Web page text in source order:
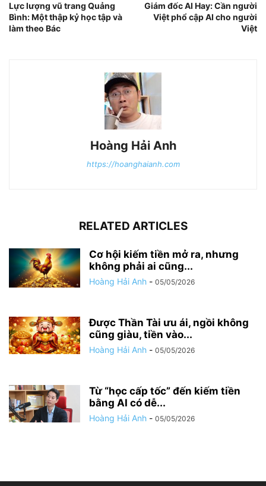
Lực lượng vũ trang Quảng
Bình: Một thập kỷ học tập và
làm theo Bác
Giám đốc AI Hay: Cần người
Việt phổ cập AI cho người
Việt
Hoàng Hải Anh
https://hoanghaianh.com
RELATED ARTICLES
Cơ hội kiếm tiền mở ra, nhưng
không phải ai cũng...
Hoàng Hải Anh - 05/05/2026
Được Thần Tài ưu ái, ngồi không
cũng giàu, tiền vào...
Hoàng Hải Anh - 05/05/2026
Từ “học cấp tốc” đến kiếm tiền
bằng AI có dễ...
Hoàng Hải Anh - 05/05/2026